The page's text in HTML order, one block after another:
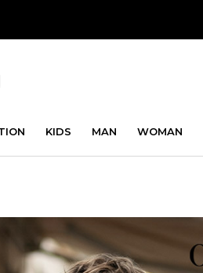
KIDS MAN WOMAN